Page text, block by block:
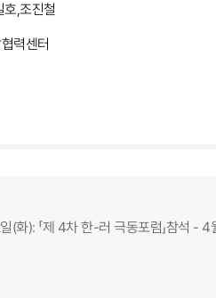
호,조진철
력센터
): 「제 4차 한-러 극동포럼」참석 - 4